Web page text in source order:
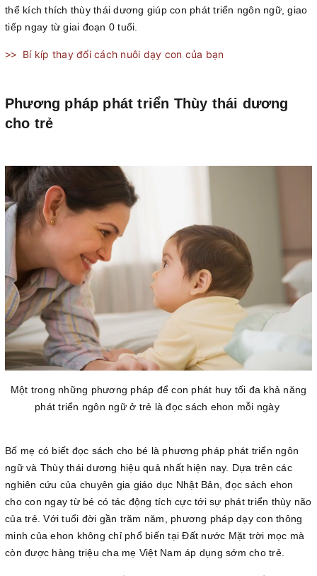
thể kích thích thùy thái dương giúp con phát triển ngôn ngữ, giao
tiếp ngay từ giai đoạn 0 tuổi.
>> Bí kíp thay đổi cách nuôi dạy con của bạn
Phương pháp phát triển Thùy thái dương
cho trẻ
Một trong những phương pháp để con phát huy tối đa khả năng
phát triển ngôn ngữ ở trẻ là đọc sách ehon mỗi ngày
Bố mẹ có biết đọc sách cho bé là phương pháp phát triển ngôn
ngữ và Thùy thái dương hiệu quả nhất hiện nay. Dựa trên các
nghiên cứu của chuyên gia giáo dục Nhật Bản, đọc sách ehon
cho con ngay từ bé có tác động tích cực tới sự phát triển thùy não
của trẻ. Với tuổi đời gần trăm năm, phương pháp dạy con thông
minh của ehon không chỉ phổ biến tại Đất nước Mặt trời mọc mà
còn được hàng triệu cha mẹ Việt Nam áp dụng sớm cho trẻ.